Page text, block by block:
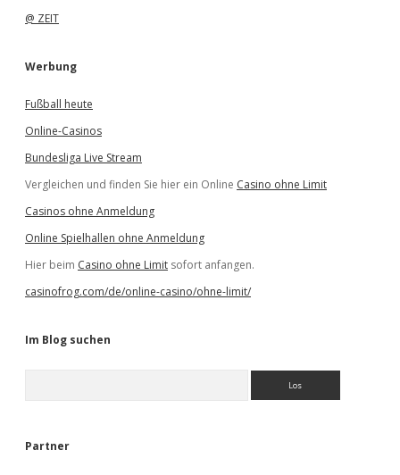
@ ZEIT
Werbung
Fußball heute
Online-Casinos
Bundesliga Live Stream
Vergleichen und finden Sie hier ein Online Casino ohne Limit
Casinos ohne Anmeldung
Online Spielhallen ohne Anmeldung
Hier beim Casino ohne Limit sofort anfangen.
casinofrog.com/de/online-casino/ohne-limit/
Im Blog suchen
e
Partner